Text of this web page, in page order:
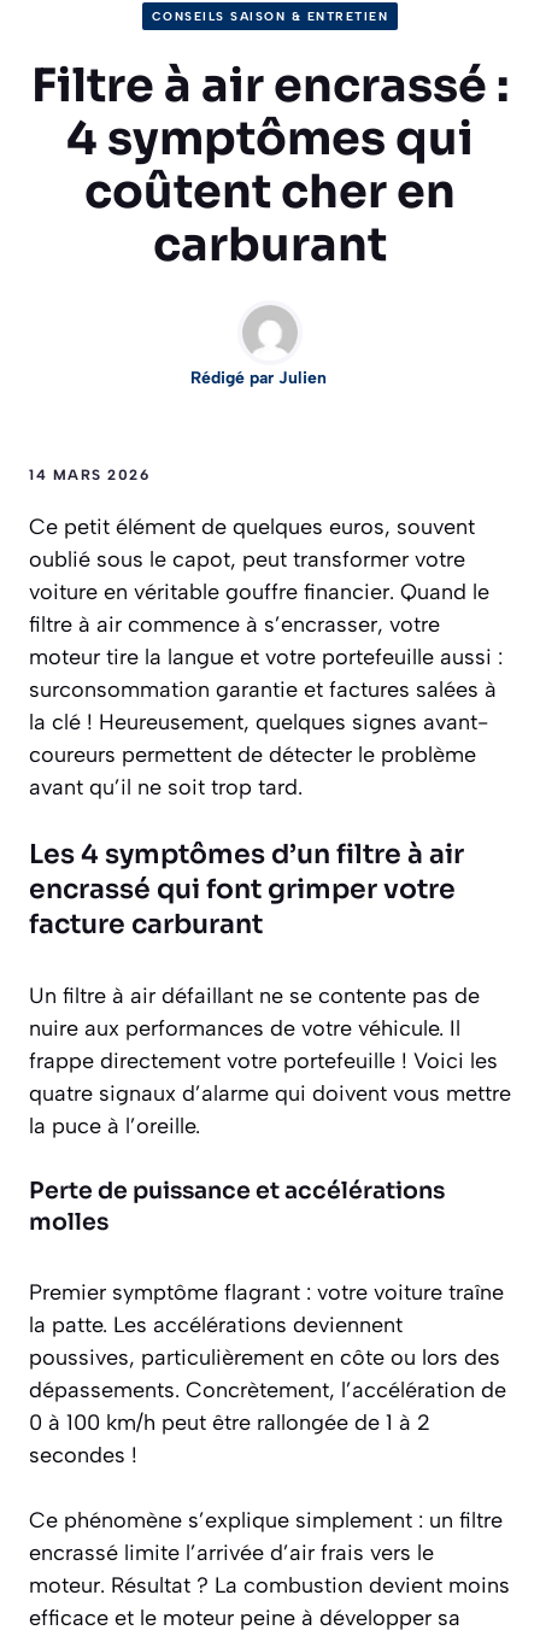
CONSEILS SAISON & ENTRETIEN
Filtre à air encrassé :
4 symptômes qui
coûtent cher en
carburant
Rédigé par Julien
14 MARS 2026
Ce petit élément de quelques euros, souvent
oublié sous le capot, peut transformer votre
voiture en véritable gouffre financier. Quand le
filtre à air commence à s’encrasser, votre
moteur tire la langue et votre portefeuille aussi :
surconsommation garantie et factures salées à
la clé ! Heureusement, quelques signes avant-
coureurs permettent de détecter le problème
avant qu’il ne soit trop tard.
Les 4 symptômes d’un filtre à air
encrassé qui font grimper votre
facture carburant
Un filtre à air défaillant ne se contente pas de
nuire aux performances de votre véhicule. Il
frappe directement votre portefeuille ! Voici les
quatre signaux d’alarme qui doivent vous mettre
la puce à l’oreille.
Perte de puissance et accélérations
molles
Premier symptôme flagrant : votre voiture traîne
la patte. Les accélérations deviennent
poussives, particulièrement en côte ou lors des
dépassements. Concrètement, l’accélération de
0 à 100 km/h peut être rallongée de 1 à 2
secondes !
Ce phénomène s’explique simplement : un filtre
encrassé limite l’arrivée d’air frais vers le
moteur. Résultat ? La combustion devient moins
efficace et le moteur peine à développer sa